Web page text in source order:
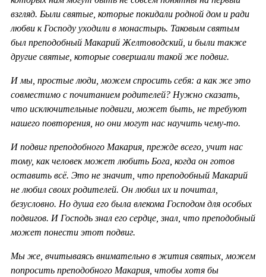
взгляд. Были святые, которые покидали родной дом и ради
любви к Господу уходили в монастырь. Таковым святым
был преподобный Макарий Желтоводский, и были также
другие святые, которые совершали такой же подвиг.
И мы, простые люди, можем спросить себя: а как же это
совместимо с почитанием родителей? Нужно сказать,
что исключительные подвиги, может быть, не требуют
нашего повторения, но они могут нас научить чему-то.
И подвиг преподобного Макария, прежде всего, учит нас
тому, как человек может любить Бога, когда он готов
оставить всё. Это не значит, что преподобный Макарий
не любил своих родителей. Он любил их и почитал,
безусловно. Но душа его была влекома Господом для особых
подвигов. И Господь знал его сердце, знал, что преподобный
может понести этот подвиг.
Мы же, вчитываясь внимательно в жития святых, можем
попросить преподобного Макария, чтобы хотя бы